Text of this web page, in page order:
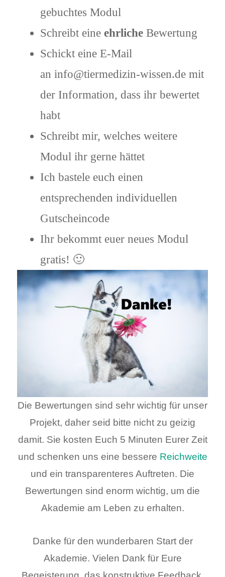
gebuchtes Modul
Schreibt eine ehrliche Bewertung
Schickt eine E-Mail
an info@tiermedizin-wissen.de mit
der Information, dass ihr bewertet
habt
Schreibt mir, welches weitere
Modul ihr gerne hättet
Ich bastele euch einen
entsprechenden individuellen
Gutscheincode
Ihr bekommt euer neues Modul
gratis! 🙂
Die Bewertungen sind sehr wichtig für unser
Projekt, daher seid bitte nicht zu geizig
damit. Sie kosten Euch 5 Minuten Eurer Zeit
und schenken uns eine bessere Reichweite
und ein transparenteres Auftreten. Die
Bewertungen sind enorm wichtig, um die
Akademie am Leben zu erhalten.
Danke für den wunderbaren Start der
Akademie. Vielen Dank für Eure